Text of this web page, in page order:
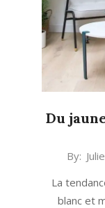
Du
2020-
10
By: Julie
La
blanc et